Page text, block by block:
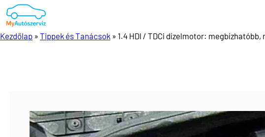
Ugrás
tartalomhoz
Kezdőlap » Tippek és Tanácsok » 1.4 HDI / TDCi dízelmotor: megbízhatóbb,